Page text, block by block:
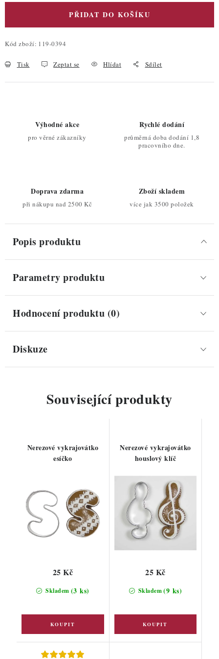
PŘIDAT DO KOŠÍKU
Kód zboží: 119-0394
Tisk Zeptat se Hlídat Sdílet
Výhodné akce
pro věrné zákazníky
Rychlé dodání
průměrná doba dodání 1,8
pracovního dne.
Doprava zdarma
při nákupu nad 2500 Kč
Zboží skladem
více jak 3500 položek
Popis produktu
Parametry produktu
Hodnocení produktu (0)
Diskuze
Související produkty
Nerezové vykrajovátko
esíčko
Skladem (3 ks)
25 Kč
Nerezové vykrajovátko
houslový klíč
Skladem(9 ks)
25 Kč